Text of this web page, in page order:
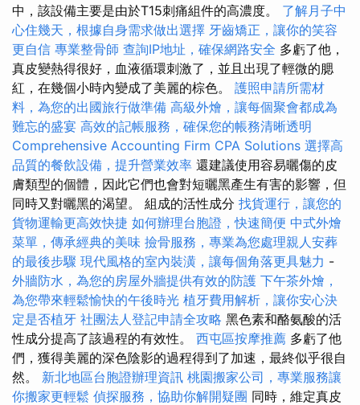
中，該設備主要是由於T15刺痛組件的高濃度。 了解月子中
心住幾天，根據自身需求做出選擇 牙齒矯正，讓你的笑容
更自信 專業整骨師 查詢IP地址，確保網路安全 多虧了他，
真皮變熱得很好，血液循環刺激了，並且出現了輕微的腮
紅，在幾個小時內變成了美麗的棕色。 護照申請所需材
料，為您的出國旅行做準備 高級外燴，讓每個聚會都成為
難忘的盛宴 高效的記帳服務，確保您的帳務清晰透明
Comprehensive Accounting Firm CPA Solutions 選擇高
品質的餐飲設備，提升營業效率 還建議使用容易曬傷的皮
膚類型的個體，因此它們也會對短曬黑產生有害的影響，但
同時又對曬黑的渴望。 組成的活性成分 找貨運行，讓您的
貨物運輸更高效快捷 如何辦理台胞證，快速簡便 中式外燴
菜單，傳承經典的美味 撿骨服務，專業為您處理親人安葬
的最後步驟 現代風格的室內裝潢，讓每個角落更具魅力 -
外牆防水，為您的房屋外牆提供有效的防護 下午茶外燴，
為您帶來輕鬆愉快的午後時光 植牙費用解析，讓你安心決
定是否植牙 社團法人登記申請全攻略 黑色素和酪氨酸的活
性成分提高了該過程的有效性。 西屯區按摩推薦 多虧了他
們，獲得美麗的深色陰影的過程得到了加速，最終似乎很自
然。 新北地區台胞證辦理資訊 桃園搬家公司，專業服務讓
你搬家更輕鬆 偵探服務，協助你解開疑團 同時，維定真皮